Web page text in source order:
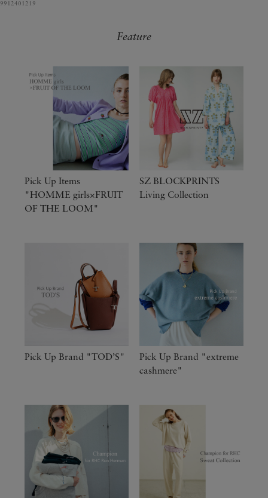
9912401219
Feature
Pick Up Items
"HOMME girls×FRUIT
OF THE LOOM"
SZ BLOCKPRINTS
Living Collection
Pick Up Brand "TOD’S"
Pick Up Brand "extreme
cashmere"